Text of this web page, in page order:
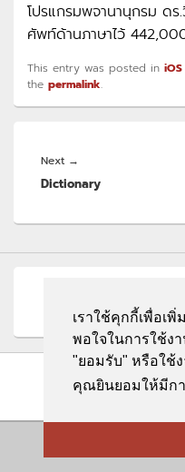
เราใช้คุกกี้เพื่อเ
พอใจในการใช้ง
"ยอมรับ" หรือใช้ง
คุณยินยอมให้มีก
โปรแกรมพจานานุกรม ด
ศัพท์ด้านภาษาไว้
This entry was posted in
the permalink.
navigation
Next →
post:
Dictionary